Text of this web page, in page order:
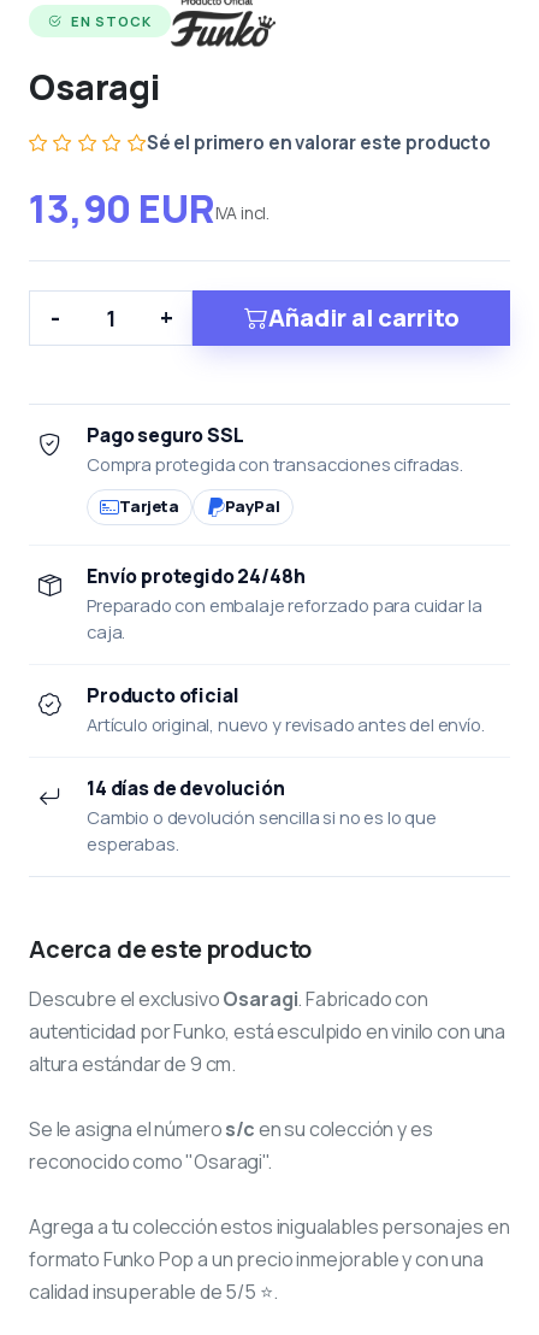
EN STOCK
Osaragi
Sé el primero en valorar este producto
13,90 EURIVA incl.
- + Añadir al carrito
Pago seguro SSL
Compra protegida con transacciones cifradas.
Tarjeta PayPal
Envío protegido 24/48h
Preparado con embalaje reforzado para cuidar la
caja.
Producto oficial
Artículo original, nuevo y revisado antes del envío.
14 días de devolución
Cambio o devolución sencilla si no es lo que
esperabas.
Acerca de este producto
Descubre el exclusivoOsaragi. Fabricado con
autenticidad por Funko, está esculpido en vinilo con una
altura estándar de 9 cm.
Se le asigna el números/cen su colección y es
reconocido como "Osaragi".
Agrega a tu colección estos inigualables personajes en
formato Funko Pop a un precio inmejorable y con una
calidad insuperable de 5/5 ⭐.